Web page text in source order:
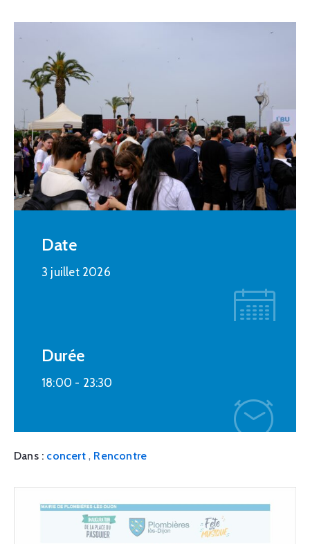
Date
3 juillet 2026
Durée
18:00 - 23:30
Dans : concert , Rencontre